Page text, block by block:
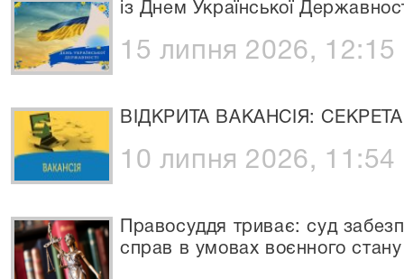
із Днем Української
15 липня 2026, 12:15
ВІДКРИТА ВАКАНСІЯ:
10 липня 2026, 11:54
Правосуддя триває: суд
справ в умовах воєнного стану